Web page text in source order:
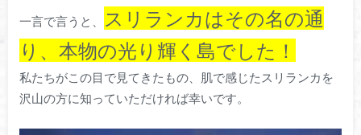
一言で言うと、
スリランカはその名の通
り、本物の光り輝く島でした！
私たちがこの目で見てきたもの、肌で感じたスリランカを
沢山の方に知っていただければ幸いです。